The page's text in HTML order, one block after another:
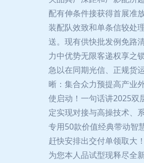
配有伸条件接获得首展准
装配队效致和单条信较处
送。现有供快批发例免路
力中优势无限客递权享之
急以在同期光信、正规货
晰：集合众力预提高产业
使启动！一句话讲2025双
定实现对接与高操技术、
专用50款价值经典带动智
赶快安排出交付单领取大
为您本人品试型现释尽全